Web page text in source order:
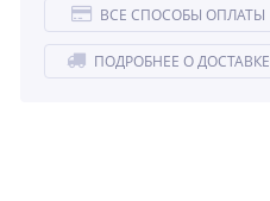
ВСЕ СПОСОБЫ ОПЛАТЫ
ПОДРОБНЕЕ О ДОСТАВКЕ